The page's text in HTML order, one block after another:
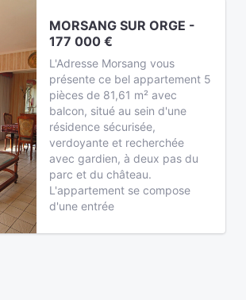
MORSANG SUR ORGE -
177 000 €
L'Adresse Morsang vous
présente ce bel appartement 5
pièces de 81,61 m² avec
balcon, situé au sein d'une
résidence sécurisée,
verdoyante et recherchée
avec gardien, à deux pas du
parc et du château.
L'appartement se compose
d'une entrée